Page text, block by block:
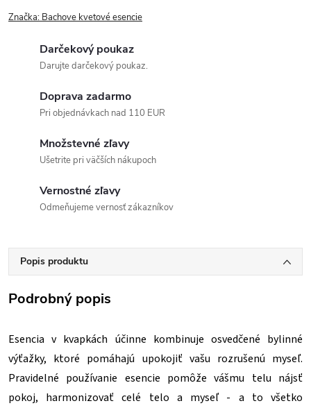
Značka: Bachove kvetové esencie
Darčekový poukaz
Darujte darčekový poukaz.
Doprava zadarmo
Pri objednávkach nad 110 EUR
Množstevné zľavy
Ušetrite pri väčších nákupoch
Vernostné zľavy
Odmeňujeme vernosť zákazníkov
Popis produktu
Podrobný popis
Esencia v kvapkách účinne kombinuje osvedčené bylinné
výťažky, ktoré pomáhajú upokojiť vašu rozrušenú myseľ.
Pravidelné používanie esencie pomôže vášmu telu nájsť
pokoj, harmonizovať celé telo a myseľ - a to všetko